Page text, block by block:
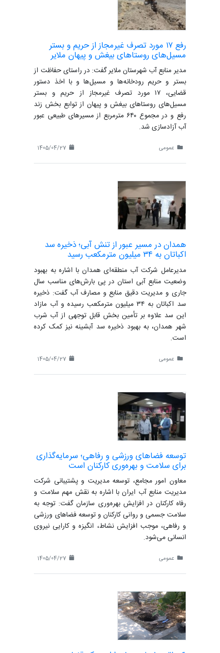
رفع ۱۷ مورد تصرف غیرمجاز از حریم و بستر
مسیل‌های روستاهای بیغش و پیهان ملایر
مدیر منابع آب شهرستان ملایر گفت: در راستای حفاظت از
بستر و حریم رودخانه‌ها و مسیل‌ها و با اخذ دستور
قضایی، ۱۷ مورد تصرف غیرمجاز از حریم و بستر
مسیل‌های روستاهای بیغش و پیهان از توابع بخش زند
رفع و در مجموع ۶۴۰ مترمربع از مسیرهای طبیعی عبور
آب آزادسازی شد.
عمومی
همدان در مسیر عبور از تنش آبی؛ ذخیره سد
اکباتان به ۳۴ میلیون مترمکعب رسید
مدیرعامل شرکت آب منطقه‌ای همدان با اشاره به بهبود
وضعیت منابع آبی استان در پی بارش‌های مناسب سال
جاری و مدیریت دقیق منابع و مصارف آب گفت: ذخیره
سد اکباتان به ۳۴ میلیون مترمکعب رسیده و آب مازاد
این سد علاوه بر تأمین بخش قابل توجهی از آب شرب
شهر همدان، به بهبود ذخیره سد آبشینه نیز کمک کرده
است.
عمومی
توسعه فضاهای ورزشی و رفاهی؛ سرمایه‌گذاری
برای سلامت و بهره‌وری کارکنان است
معاون امور مجامع، توسعه مدیریت و پشتیبانی شرکت
مدیریت منابع آب ایران با اشاره به نقش مهم سلامت و
رفاه کارکنان در افزایش بهره‌وری سازمان گفت: توجه به
سلامت جسمی و روانی کارکنان و توسعه فضاهای ورزشی
و رفاهی، موجب افزایش نشاط، انگیزه و کارایی نیروی
انسانی می‌شود.
عمومی